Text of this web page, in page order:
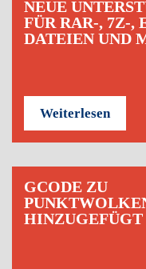
NEUE
FÜR RAR-, 7Z-,
DATEIEN UND
Weiterlesen
GCODE ZU
HINZUGEFÜGT